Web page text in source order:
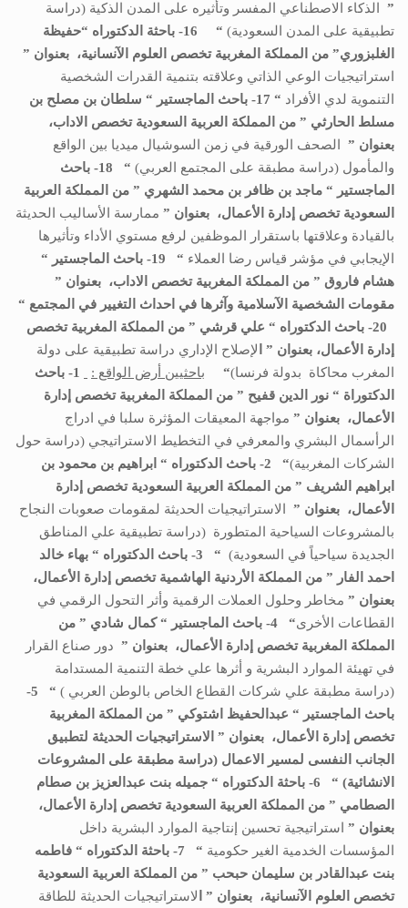
”
الذكاء الاصطناعي المفسر وتأثيره على المدن الذكية (دراسة
تطبيقية على المدن السعودية) “ 16- باحثة الدكتوراه “
حفيظة
الغلبزوري” من المملكة المغربيةتخصص العلوم الآنسانية، بعنوان ”
استراتيجيات الوعي الذاتي وعلاقته بتنمية القدرات الشخصية
التنموية لدي الأفراد “ 17- باحث الماجستير “ سلطان بن مصلح بن
مسلط الحارثي ” من المملكة العربية السعودية تخصص
الاداب،
بعنوان ”
الصحف الورقية في زمن السوشيال ميديا بين الواقع
والمأمول (دراسة مطبقة على المجتمع العربي) “
18- باحث
الماجستير “ ماجد بن ظافر بن محمد الشهري ” من
المملكة العربية
السعوديةتخصص إدارة الأعمال، بعنوان ” ممارسة الأساليب الحديثة
بالقيادة وعلاقتها باستقرار الموظفين لرفع مستوي الأداء وتأثيرها
الإيجابي في مؤشر قياس رضا العملاء “ 19- باحث الماجستير “
هشام فاروق ” من المملكة المغربيةتخصص الاداب، بعنوان ”
مقومات الشخصية الآسلامية وآثرها في احداث التغيير في المجتمع “
20- باحث الدكتوراه “
علي قرشي ” من المملكة المغربية تخصص
إدارة الأعمال، بعنوان ” ا
لإصلاح الإداري دراسة تطبيقية على دولة
المغرب محاكاة بدولة فرنسا)“ باحثيين أرض الواقع :
1- باحث
الدكتوراة “ نور الدين قفيح ” من المملكة المغربيةتخصص إدارة
الأعمال، بعنوان ” مواجهة المعيقات المؤثرة سلبا في ادراج
الرأسمال البشري والمعرفي في التخطيط الاستراتيجي (دراسة حول
الشركات المغربية)“ 2- باحث الدكتوراه “
ابراهيم بن محمود بن
ابراهيم الشريف ” من المملكة العربية السعودية تخصص إدارة
الأعمال، بعنوان ”
الاستراتيجيات الحديثة لمقومات صعوبات النجاح
بالمشروعات السياحية المتطورة (دراسة تطبيقية علي المناطق
الجديدة سياحياً في السعودية) “ 3- باحث الدكتوراه “
بهاء خالد
احمد الفار ” من المملكة الأردنية الهاشميةتخصص إدارة الأعمال،
بعنوان ” مخاطر وحلول العملات الرقمية وأثر التحول الرقمي في
القطاعات الأخرى“ 4- باحث الماجستير “ كمال شادي ” من
المملكة المغربية تخصص إدارة الأعمال، بعنوان ” دور صناع القرار
في تهيئة الموارد البشرية و أثرها علي خطة التنمية المستدامة
(دراسة مطبقة علي شركات القطاع الخاص بالوطن العربي ) “
5-
باحث
الماجستير “ عبدالحفيظ اشتوكي ” من
المملكة المغربية
تخصص إدارة الأعمال، بعنوان ” الاستراتيجيات الحديثة لتطبيق
الجانب النفسى لمسير الاعمال (دراسة مطبقة على المشروعات
الانشائية) “ 6- باحثة الدكتوراه “
جميله بنت عبدالعزيز بن صطام
الصطامي ” من المملكة العربية السعوديةتخصص إدارة الأعمال،
بعنوان ” استراتيجية تحسين إنتاجية الموارد البشرية داخل
المؤسسات الخدمية الغير حكومية “ 7- باحثة الدكتوراه “
فاطمه
بنت عبدالقادر بن سليمان حبحب ” من
المملكة العربية السعودية
تخصص
العلوم الآنسانية، بعنوان ” ا لاستراتيجيات الحديثة للطاقة